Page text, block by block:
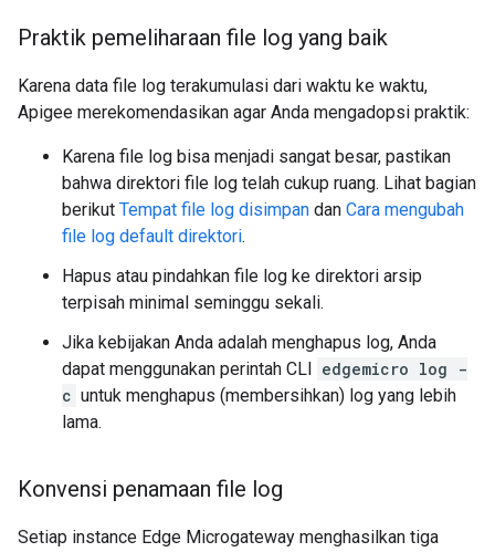
Praktik pemeliharaan file log yang baik
Karena data file log terakumulasi dari waktu ke waktu,
Apigee merekomendasikan agar Anda mengadopsi praktik:
Karena file log bisa menjadi sangat besar, pastikan
bahwa direktori file log telah cukup ruang. Lihat bagian
berikut Tempat file log disimpan dan Cara mengubah
file log default direktori.
Hapus atau pindahkan file log ke direktori arsip
terpisah minimal seminggu sekali.
Jika kebijakan Anda adalah menghapus log, Anda
dapat menggunakan perintah CLI edgemicro log -
c untuk menghapus (membersihkan) log yang lebih
lama.
Konvensi penamaan file log
Setiap instance Edge Microgateway menghasilkan tiga